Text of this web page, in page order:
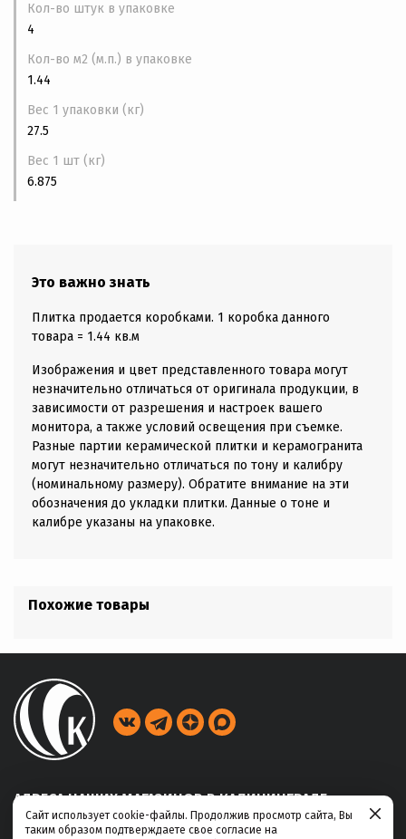
Кол-во штук в упаковке
4
Кол-во м2 (м.п.) в упаковке
1.44
Вес 1 упаковки (кг)
27.5
Вес 1 шт (кг)
6.875
Это важно знать
Плитка продается коробками. 1 коробка данного
товара = 1.44 кв.м
Изображения и цвет представленного товара могут
незначительно отличаться от оригинала продукции, в
зависимости от разрешения и настроек вашего
монитора, а также условий освещения при съемке.
Разные партии керамической плитки и керамогранита
могут незначительно отличаться по тону и калибру
(номинальному размеру). Обратите внимание на эти
обозначения до укладки плитки. Данные о тоне и
калибре указаны на упаковке.
Похожие товары
АДРЕСА НАШИХ МАГАЗИНОВ В КАЛИНИНГРАДЕ
Сайт использует cookie-файлы. Продолжив просмотр сайта, Вы
таким образом подтверждаете свое согласие на